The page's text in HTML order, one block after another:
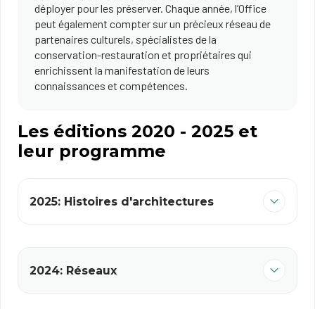
déployer pour les préserver. Chaque année, l’Office
peut également compter sur un précieux réseau de
partenaires culturels, spécialistes de la
conservation-restauration et propriétaires qui
enrichissent la manifestation de leurs
connaissances et compétences.
Les éditions 2020 - 2025 et
leur programme
2025: Histoires d'architectures
2024: Réseaux